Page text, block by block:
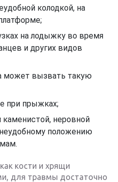
колодкой, на
на лодыжку во время
и других видов
может вызвать такую
при прыжках;
каменистой, неровной
положению
кости и хрящи
для травмы достаточно